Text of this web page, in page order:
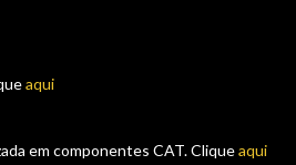
aqui
em componentes CAT. Cliqueaqui